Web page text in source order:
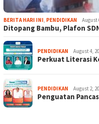
BERITA HARI INI, PENDIDIKAN August
Ditopang Bambu, Plafon
PENDIDIKAN August 4,
Perkuat Literasi
PENDIDIKAN August 2,
Penguatan